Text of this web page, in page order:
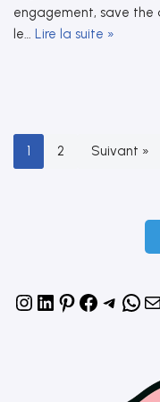
engagement, save the
le… Lire la suite »
1 2 Suivant »